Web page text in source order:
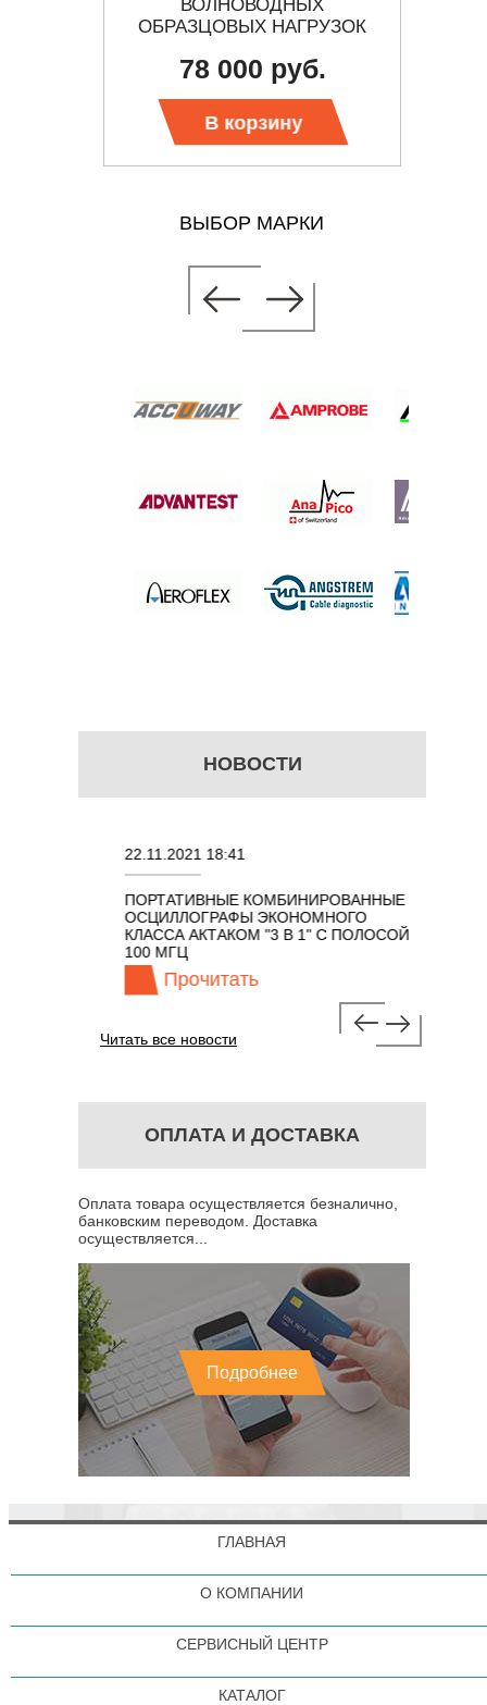
НОВОСТИ
22.11.2021 18:41
ПОРТАТИВНЫЕ КОМБИНИРОВАННЫЕ
ОСЦИЛЛОГРАФЫ ЭКОНОМНОГО
КЛАССА АКТАКОМ "3 В 1" С ПОЛОСОЙ
100 МГЦ
Прочитать
Читать все новости
ОПЛАТА И ДОСТАВКА
Оплата товара осуществляется безналично,
банковским переводом. Доставка
осуществляется...
Подробнее
ВОЛНОВОДНЫХ
ОБРАЗЦОВЫХ НАГРУЗОК
78 000 руб.
В корзину
ВЫБОР МАРКИ
ГЛАВНАЯ
О КОМПАНИИ
СЕРВИСНЫЙ ЦЕНТР
КАТАЛОГ